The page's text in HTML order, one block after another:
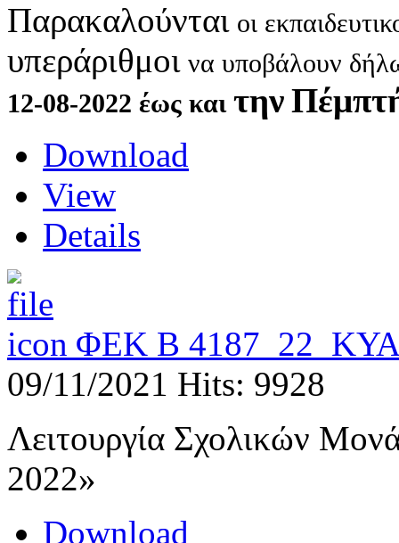
Παρακαλούνται οι
υπεράριθμοι να υποβάλουν
12-08-2022 έως και την
Download
View
Details
ΦΕΚ Β
09/11/2021 Hits: 9928
Λειτουργία Σχολικών
2022»
Download